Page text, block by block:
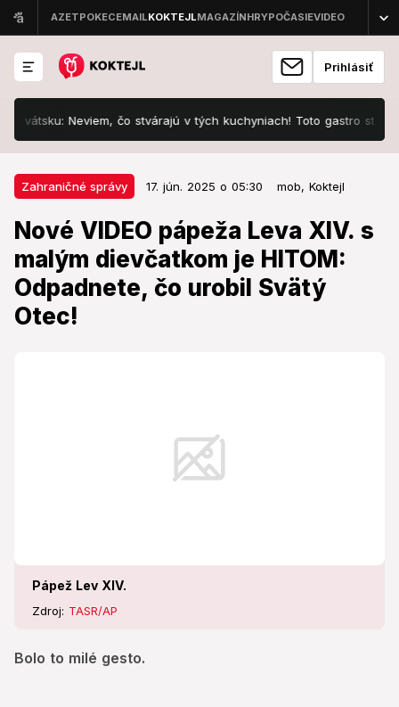
Prihlásiť
Neviem, čo stvárajú v tých kuchyniach! Toto gastro stojí za...
Zahraničné správy 17. jún. 2025 o 05:30 mob, Koktejl
Nové VIDEO pápeža Leva XIV. s
malým dievčatkom je HITOM:
Odpadnete, čo urobil Svätý
Otec!
Pápež Lev XIV.
Zdroj: TASR/AP
Bolo to milé gesto.
Zahraničné správy 17. jún. 2025 o 05:30
Nové VIDEO pápeža Leva XIV. s
malým dievčatkom je HITOM:
Odpadnete, čo urobil Svätý Otec!
Bolo to milé gesto.